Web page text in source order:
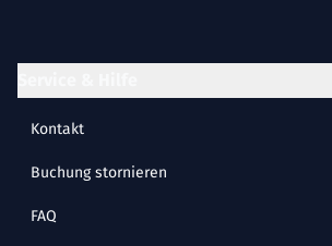
Kontakt
Buchung stornieren
FAQ